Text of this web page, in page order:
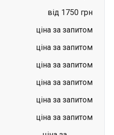
від 1750 грн
ціна за запитом
ціна за запитом
ціна за запитом
ціна за запитом
ціна за запитом
ціна за запитом